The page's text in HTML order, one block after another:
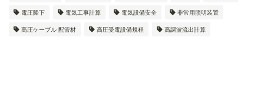
電圧降下 電気工事計算 電気設備安全 非常用照明装置
高圧ケーブル 配管材 高圧受電設備規程 高調波流出計算